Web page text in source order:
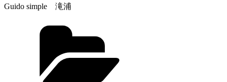
Guido simple 滝浦